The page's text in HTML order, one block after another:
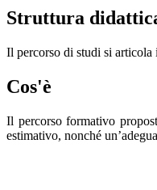
Struttura
Il percorso di studi si
Cos'è
Il percorso formativo
estimativo, nonché